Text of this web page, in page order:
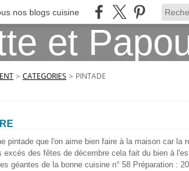
nos blogs cuisine
> CATEGORIES > PINTADE
pintade que l'on aime bien faire à la maison car la
excés des fêtes de décembre cela fait du bien à
géantes de la bonne cuisine n° 58 Préparation :